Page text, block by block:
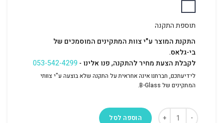
תוספת התקנה
התקנת המוצר ע"י צוות המתקינים המוסמכים של
בי-גלאס.
לקבלת הצעת מחיר להתקנה, פנו אלינו -053-542-4299
לידיעתכם, חברתנו אינה אחראית על התקנה שלא בוצעה ע"י צוותי
המתקינים של B-Glass.
הוספה לסל